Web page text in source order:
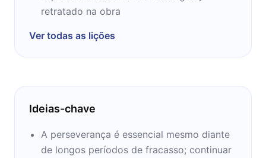
retratado na obra
Ver todas as lições
Ideias-chave
A perseverança é essencial mesmo diante
de longos períodos de fracasso; continuar